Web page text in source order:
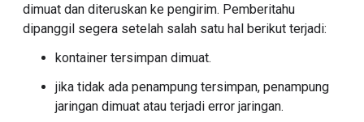
dimuat dan diteruskan ke pengirim. Pemberitahu
dipanggil segera setelah salah satu hal berikut terjadi:
kontainer tersimpan dimuat.
jika tidak ada penampung tersimpan, penampung
jaringan dimuat atau terjadi error jaringan.